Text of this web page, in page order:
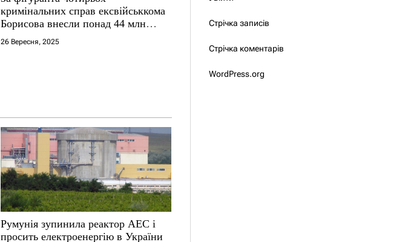
кримінальних справ ексвійськкома
Борисова внесли понад 44 млн
застави
26 Вересня, 2025
Румунія зупинила реактор АЕС і
просить електроенергію в України
Стрічка записів
Стрічка коментарів
WordPress.org